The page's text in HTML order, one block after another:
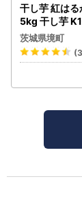
干し芋 紅はる
5kg 干し芋
茨城県境町